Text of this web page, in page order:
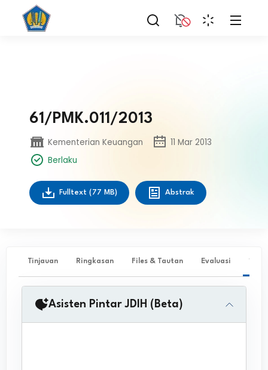
61/PMK.011/2013
Kementerian Keuangan
11 Mar 2013
Berlaku
Fulltext (77 MB) Abstrak
Tinjauan Ringkasan Files & Tautan Evaluasi ✨
Asisten Pintar JDIH (Beta)